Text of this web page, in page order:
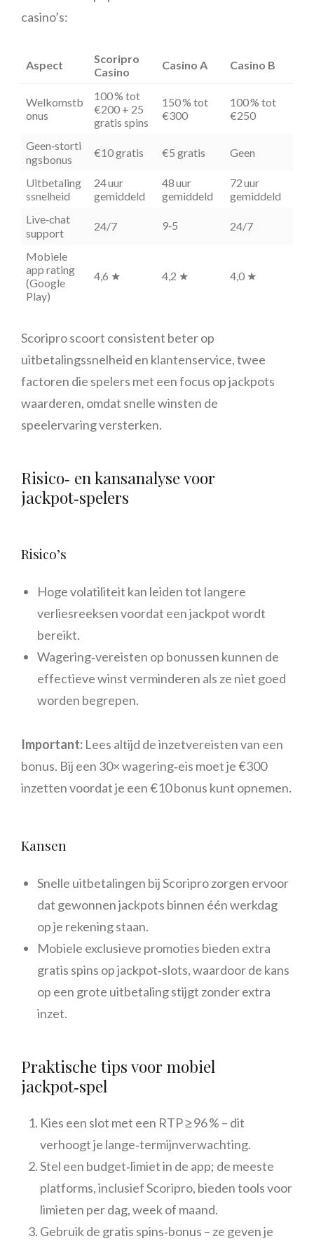
casino’s:
Aspect
Scoripro
Casino
Casino A Casino B
Welkomstb
onus
100 % tot
€200 + 25
gratis spins
150 % tot
€300
100 % tot
€250
Geen‑storti
ngsbonus
€10 gratis €5 gratis Geen
Uitbetaling
ssnelheid
24 uur
gemiddeld
48 uur
gemiddeld
72 uur
gemiddeld
Live‑chat
support
24/7 9‑5 24/7
Mobiele
app rating
(Google
Play)
4,6 ★ 4,2 ★ 4,0 ★
Scoripro scoort consistent beter op
uitbetalingssnelheid en klantenservice, twee
factoren die spelers met een focus op jackpots
waarderen, omdat snelle winsten de
speelervaring versterken.
Risico‑ en kansanalyse voor
jackpot‑spelers
Risico’s
Hoge volatiliteit kan leiden tot langere
verliesreeksen voordat een jackpot wordt
bereikt.
Wagering‑vereisten op bonussen kunnen de
effectieve winst verminderen als ze niet goed
worden begrepen.
Important: Lees altijd de inzetvereisten van een
bonus. Bij een 30× wagering‑eis moet je €300
inzetten voordat je een €10 bonus kunt opnemen.
Kansen
Snelle uitbetalingen bij Scoripro zorgen ervoor
dat gewonnen jackpots binnen één werkdag
op je rekening staan.
Mobiele exclusieve promoties bieden extra
gratis spins op jackpot‑slots, waardoor de kans
op een grote uitbetaling stijgt zonder extra
inzet.
Praktische tips voor mobiel
jackpot‑spel
Kies een slot met een RTP ≥ 96 % – dit
verhoogt je lange‑termijnverwachting.
Stel een budget‑limiet in de app; de meeste
platforms, inclusief Scoripro, bieden tools voor
limieten per dag, week of maand.
Gebruik de gratis spins‑bonus – ze geven je